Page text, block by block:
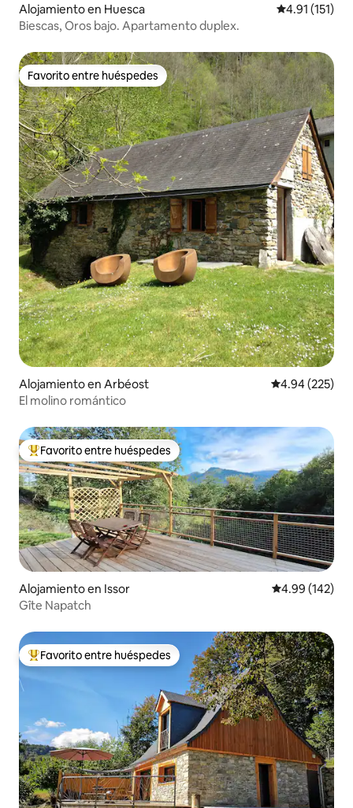
Alojamiento en Huesca Calificación
4.91 (151)
Biescas, Oros bajo. Apartamento duplex.
Favorito entre huéspedes
Favorito entre huéspedes
Alojamiento en Arbéost Calificación
4.94 (225)
El molino romántico
Favorito entre huéspedes preferido
Favorito entre huéspedes
Alojamiento en Issor Calificación
4.99 (142)
Gîte Napatch
Favorito entre huéspedes preferido
Favorito entre huéspedes